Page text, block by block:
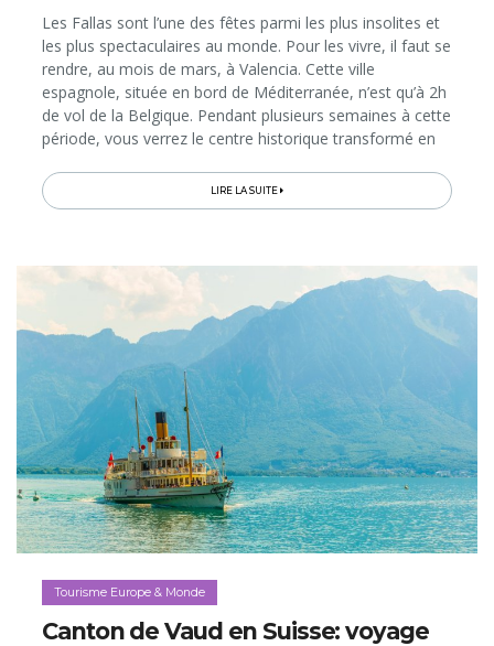
Les Fallas sont l’une des fêtes parmi les plus insolites et
les plus spectaculaires au monde. Pour les vivre, il faut se
rendre, au mois de mars, à Valencia. Cette ville
espagnole, située en bord de Méditerranée, n’est qu’à 2h
de vol de la Belgique. Pendant plusieurs semaines à cette
période, vous verrez le centre historique transformé en
LIRE LA SUITE
Tourisme Europe & Monde
Canton de Vaud en Suisse: voyage